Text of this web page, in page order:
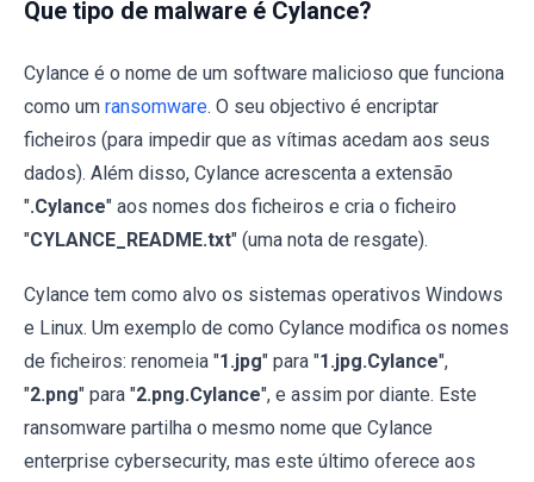
Que tipo de malware é Cylance?
Cylance é o nome de um software malicioso que funciona
como um ransomware. O seu objectivo é encriptar
ficheiros (para impedir que as vítimas acedam aos seus
dados). Além disso, Cylance acrescenta a extensão
".Cylance" aos nomes dos ficheiros e cria o ficheiro
"CYLANCE_README.txt" (uma nota de resgate).
Cylance tem como alvo os sistemas operativos Windows
e Linux. Um exemplo de como Cylance modifica os nomes
de ficheiros: renomeia "1.jpg" para "1.jpg.Cylance",
"2.png" para "2.png.Cylance", e assim por diante. Este
ransomware partilha o mesmo nome que Cylance
enterprise cybersecurity, mas este último oferece aos